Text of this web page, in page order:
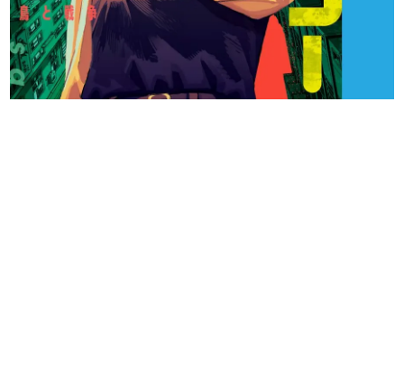
若ゲのいたり〜ゲームクリエイターの青春〜
『うつヌケ』『ペンと箸』等で知られるマンガ家・田中圭
一先生によるゲーム業界レポートマンガです。
なんでゲームは面白い？